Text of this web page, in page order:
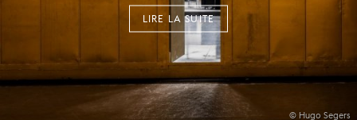
© Hugo Segers
LIRE LA SUITE